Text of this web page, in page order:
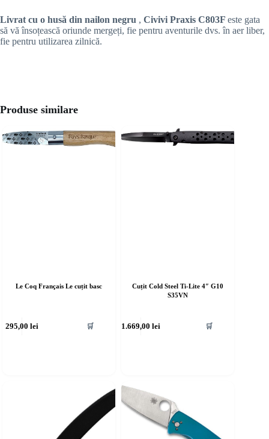
Livrat cu o husă din nailon negru , Civivi Praxis C803F este gata
să vă însoțească oriunde mergeți, fie pentru aventurile dvs. în aer liber,
fie pentru utilizarea zilnică.
Produse similare
Le Coq Français Le cuțit basc
295,00 lei 🛒
Cuțit Cold Steel Ti-Lite 4″ G10
S35VN
1.669,00 lei 🛒